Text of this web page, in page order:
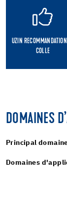
UZIN
COLLE
DOMAINES
Principal
Domaines